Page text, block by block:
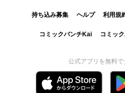
持ち込み募集 ヘルプ 利用規
コミックバンチKai コミッ
公式アプリを無料で